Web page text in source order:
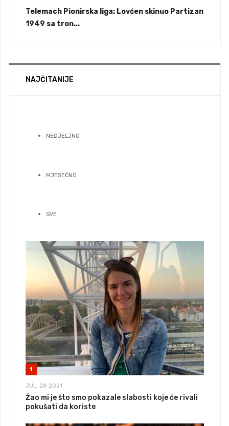
Telemach Pionirska liga: Lovćen skinuo Partizan
1949 sa tron...
NAJČITANIJE
NEDJELJNO
MJESEČNO
SVE
1
JUL, 28 2021
Žao mi je što smo pokazale slabosti koje će rivali
pokušati da koriste